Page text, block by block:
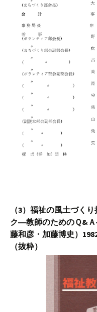
（3）福祉の風土づく
ク―教師のためのＱ&
藤和彦・加藤博史）
（抜粋）